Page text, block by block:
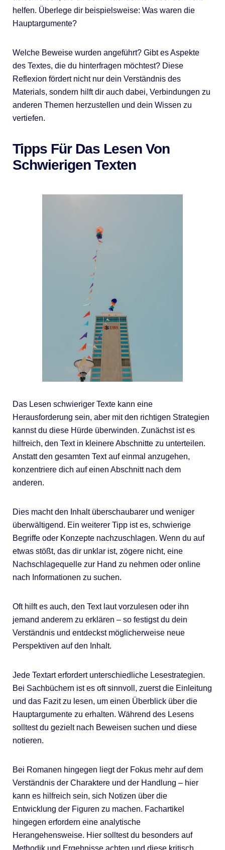
helfen. Überlege dir beispielsweise: Was waren die
Hauptargumente?
Welche Beweise wurden angeführt? Gibt es Aspekte
des Textes, die du hinterfragen möchtest? Diese
Reflexion fördert nicht nur dein Verständnis des
Materials, sondern hilft dir auch dabei, Verbindungen zu
anderen Themen herzustellen und dein Wissen zu
vertiefen.
Tipps Für Das Lesen Von
Schwierigen Texten
Das Lesen schwieriger Texte kann eine
Herausforderung sein, aber mit den richtigen Strategien
kannst du diese Hürde überwinden. Zunächst ist es
hilfreich, den Text in kleinere Abschnitte zu unterteilen.
Anstatt den gesamten Text auf einmal anzugehen,
konzentriere dich auf einen Abschnitt nach dem
anderen.
Dies macht den Inhalt überschaubarer und weniger
überwältigend. Ein weiterer Tipp ist es, schwierige
Begriffe oder Konzepte nachzuschlagen. Wenn du auf
etwas stößt, das dir unklar ist, zögere nicht, eine
Nachschlagequelle zur Hand zu nehmen oder online
nach Informationen zu suchen.
Oft hilft es auch, den Text laut vorzulesen oder ihn
jemand anderem zu erklären – so festigst du dein
Verständnis und entdeckst möglicherweise neue
Perspektiven auf den Inhalt.
Jede Textart erfordert unterschiedliche Lesestrategien.
Bei Sachbüchern ist es oft sinnvoll, zuerst die Einleitung
und das Fazit zu lesen, um einen Überblick über die
Hauptargumente zu erhalten. Während des Lesens
solltest du gezielt nach Beweisen suchen und diese
notieren.
Bei Romanen hingegen liegt der Fokus mehr auf dem
Verständnis der Charaktere und der Handlung – hier
kann es hilfreich sein, sich Notizen über die
Entwicklung der Figuren zu machen. Fachartikel
hingegen erfordern eine analytische
Herangehensweise. Hier solltest du besonders auf